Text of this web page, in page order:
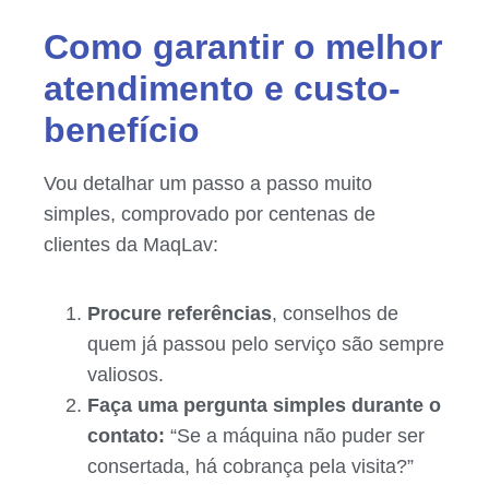
Como garantir o melhor
atendimento e custo-
benefício
Vou detalhar um passo a passo muito
simples, comprovado por centenas de
clientes da MaqLav:
Procure referências, conselhos de
quem já passou pelo serviço são sempre
valiosos.
Faça uma pergunta simples durante o
contato: “Se a máquina não puder ser
consertada, há cobrança pela visita?”